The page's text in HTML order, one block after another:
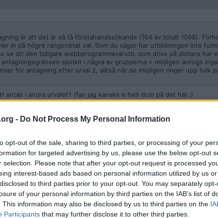
- Do Not Process My Personal Information
opt-out of the sale, sharing to third parties, or processing of your
for targeted advertising by us, please use the below opt-out
selection. Please note that after your opt-out request is processed
interest-based ads based on personal information utilized by us
to third parties prior to your opt-out. You may separately
of your personal information by third parties on the IAB’s list of
This information may also be disclosed by us to third parties on the
Participants that may further disclose it to other third parties.
är att det är så få förstahandssökande (164 av totalt 1098).
in på högre rangordnat val. Som du säger har utbildningen inte
se att den tidigare webbprogrammerarutb. som drivs på distans har
sjunkit i några av grupperna = möjligen antogs
för antagning efter urval 2, alltså när de möjligen ringer upp folk
antas i andra urvalet? (fan jag kanske e helt dum på det här..)
antas i andra urvalet? (fan jag kanske e helt dum på det här..)
så inte konstigt att det känns rörigt. Så i dagsläget är du
som står i kö för en utbildningsplats. Reservplatsen gäller, som du
på hur många som tackat nej, och om man behöver ta in
på om du lyckats bli antagen. Blir du inte antagen kan du se om du
vara så att flera tackar nej efter andra urvalet kan universitetet göra